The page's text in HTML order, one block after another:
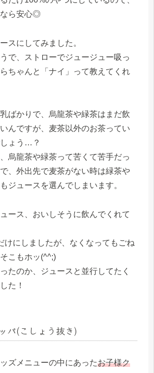
なら安心◎
スにしてみました。
で、ストローでジュージュー吸っ
ちゃんと「ナイ」って教えてくれ
ばかりで、烏龍茶や緑茶はまだ飲
んですが、麦茶以外のお茶ってい
ょう…？
烏龍茶や緑茶って苦くて苦手だっ
、外出先で麦茶がない時は緑茶や
ジュースを選んでしまいます。
ース、おいしそうに飲んでくれて
けにしましたが、なくなってもごね
こもホッ(^^;)
たのか、ジュースと並行してたく
た！
パ(こしょう抜き)
ズメニューの中にあったお子様ク